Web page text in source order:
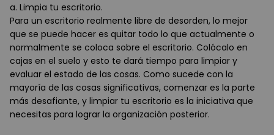
a. Limpia tu escritorio.
Para un escritorio realmente libre de desorden, lo mejor
que se puede hacer es quitar todo lo que actualmente o
normalmente se coloca sobre el escritorio. Colócalo en
cajas en el suelo y esto te dará tiempo para limpiar y
evaluar el estado de las cosas. Como sucede con la
mayoría de las cosas significativas, comenzar es la parte
más desafiante, y limpiar tu escritorio es la iniciativa que
necesitas para lograr la organización posterior.